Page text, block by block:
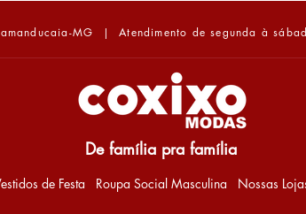
MG | Atendimento de segunda à
De família pra família
de Festa Roupa Social Masculina Nossas